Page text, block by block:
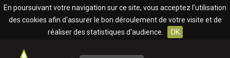
En poursuivant votre navigation sur ce site, vous acceptez l'utilisation
des cookies afin d'assurer le bon déroulement de votre visite et de
réaliser des statistiques d'audience.
OK
Panneau de gestion des cookies